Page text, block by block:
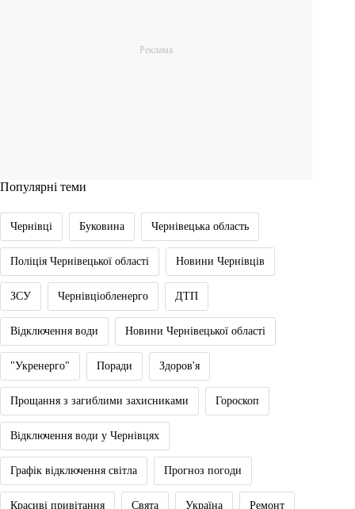
Популярні теми
Чернівці Буковина Чернівецька область
Поліція Чернівецької області Новини Чернівців
ЗСУ Чернівціобленерго ДТП
Відключення води Новини Чернівецької області
"Укренерго" Поради Здоров'я
Прощання з загиблими захисниками Гороскоп
Відключення води у Чернівцях
Графік відключення світла Прогноз погоди
Красиві привітання Свята Україна Ремонт